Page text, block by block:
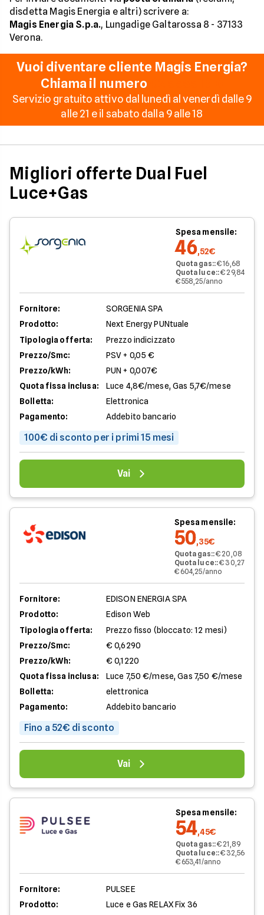
disdetta Magis Energia e altri) scrivere a:
Magis Energia S.p.a., Lungadige Galtarossa 8 - 37133
Verona.
Vuoi diventare cliente Magis Energia?
Chiama il numero
Servizio gratuito attivo dal lunedì al venerdì dalle 9
alle 21 e il sabato dalla 9 alle 18
Migliori offerte Dual Fuel
Luce+Gas
Spesa mensile:
46,52€
Quota gas::€ 16,68
Quota luce::€ 29,84
€ 558,25/anno
Fornitore:
SORGENIA SPA
Prodotto:
Next Energy PUNtuale
Tipologia offerta:
Prezzo indicizzato
Prezzo/Smc:
PSV + 0,05 €
Prezzo/kWh:
PUN + 0,007€
Quota fissa inclusa:
Luce 4,8€/mese, Gas 5,7€/mese
Bolletta:
Elettronica
Pagamento:
Addebito bancario
100€ di sconto per i primi 15 mesi
Vai
Spesa mensile:
50,35€
Quota gas::€ 20,08
Quota luce::€ 30,27
€ 604,25/anno
Fornitore:
EDISON ENERGIA SPA
Prodotto:
Edison Web
Tipologia offerta:
Prezzo fisso (bloccato: 12 mesi)
Prezzo/Smc:
€ 0,6290
Prezzo/kWh:
€ 0,1220
Quota fissa inclusa:
Luce 7,50 €/mese, Gas 7,50 €/mese
Bolletta:
elettronica
Pagamento:
Addebito bancario
Fino a 52€ di sconto
Vai
Spesa mensile:
54,45€
Quota gas::€ 21,89
Quota luce::€ 32,56
€ 653,41/anno
Fornitore:
PULSEE
Prodotto:
Luce e Gas RELAX Fix 36